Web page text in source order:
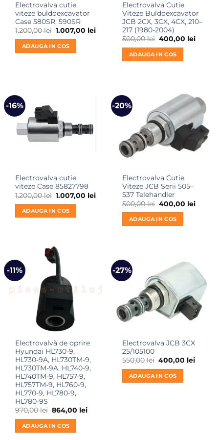
Electrovalva cutie
viteze buldoexcavator
Case 580SR, 590SR
1.200,00lei Prețul
inițial
a
fost:
1.200,00 lei.
1.007,00 leiPrețul
1.007,00 lei.
ADAUGA IN COS
Electrovalva Cutie
Viteze Buldoexcavator
JCB 2CX, 3CX, 4CX, 210–
217 (1980-2004)
500,00lei Prețul
inițial
a
fost:
500,00 lei.
400,00 leiPrețul
ADAUGA IN COS
-16%
Electrovalva cutie
viteze Case 85827798
1.200,00lei Prețul
inițial
a
fost:
1.200,00 lei.
1.007,00 leiPrețul
1.007,00 lei.
ADAUGA IN COS
-20%
Electrovalva Cutie
Viteze JCB Serii 505–
537 Telehandler
500,00lei Prețul
inițial
a
fost:
500,00 lei.
400,00 leiPrețul
ADAUGA IN COS
-11%
Electrovalvă de oprire
Hyundai HL730-9,
HL730-9A, HL730TM-9,
HL730TM-9A, HL740-9,
HL740TM-9, HL757-9,
HL757TM-9, HL760-9,
HL770-9, HL780-9,
HL780-9S
970,00lei Prețul
inițial
a
fost:
970,00 lei.
864,00 leiPrețul
ADAUGA IN COS
-27%
Electrovalva JCB 3CX
25/105100
550,00lei Prețul
inițial
a
fost:
550,00 lei.
400,00 leiPrețul
ADAUGA IN COS